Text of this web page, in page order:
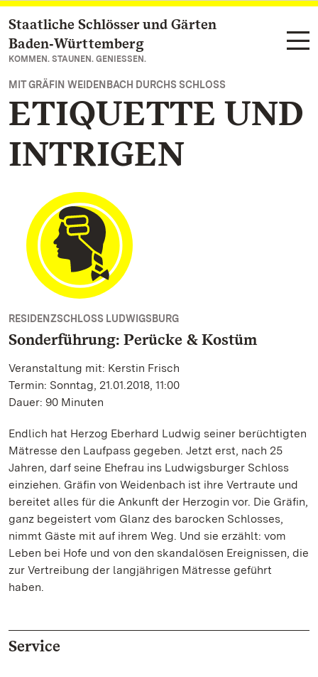
Zum Hauptinhalt springen
Staatliche Schlösser und Gärten
Baden‑Württemberg
KOMMEN. STAUNEN. GENIESSEN.
MIT GRÄFIN WEIDENBACH DURCHS SCHLOSS
ETIQUETTE UND
INTRIGEN
RESIDENZSCHLOSS LUDWIGSBURG
Sonderführung: Perücke & Kostüm
Veranstaltung mit: Kerstin Frisch
Termin: Sonntag, 21.01.2018, 11:00
Dauer: 90 Minuten
Endlich hat Herzog Eberhard Ludwig seiner berüchtigten
Mätresse den Laufpass gegeben. Jetzt erst, nach 25
Jahren, darf seine Ehefrau ins Ludwigsburger Schloss
einziehen. Gräfin von Weidenbach ist ihre Vertraute und
bereitet alles für die Ankunft der Herzogin vor. Die Gräfin,
ganz begeistert vom Glanz des barocken Schlosses,
nimmt Gäste mit auf ihrem Weg. Und sie erzählt: vom
Leben bei Hofe und von den skandalösen Ereignissen, die
zur Vertreibung der langjährigen Mätresse geführt
haben.
Service